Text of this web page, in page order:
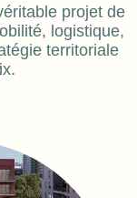
projet de
logistique,
territoriale